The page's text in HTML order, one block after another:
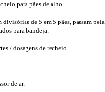
para pães de alho.
divisórias de 5 em 5 pães, passam pela
para bandeja.
/ dosagens de recheio.
de ar.